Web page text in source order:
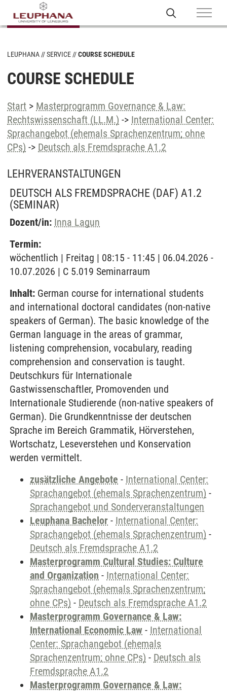
LEUPHANA SERVICE COURSE SCHEDULE
COURSE SCHEDULE
Start > Masterprogramm Governance & Law:
Rechtswissenschaft (LL.M.) -> International Center:
Sprachangebot (ehemals Sprachenzentrum; ohne
CPs) -> Deutsch als Fremdsprache A1.2
LEHRVERANSTALTUNGEN
DEUTSCH ALS FREMDSPRACHE (DAF) A1.2
(SEMINAR)
Dozent/in: Inna Lagun
Termin:
wöchentlich | Freitag | 08:15 - 11:45 | 06.04.2026 -
10.07.2026 | C 5.019 Seminarraum
Inhalt: German course for international students
and international doctoral candidates (non-native
speakers of German). The basic knowledge of the
German language in the areas of grammar,
listening comprehension, vocabulary, reading
comprehension and conservation is taught.
Deutschkurs für Internationale
Gastwissenschaftler, Promovenden und
Internationale Studierende (non-native speakers of
German). Die Grundkenntnisse der deutschen
Sprache im Bereich Grammatik, Hörverstehen,
Wortschatz, Leseverstehen und Konservation
werden vermittelt.
zusätzliche Angebote - International Center:
Sprachangebot (ehemals Sprachenzentrum) -
Sprachangebot und Sonderveranstaltungen
Leuphana Bachelor - International Center:
Sprachangebot (ehemals Sprachenzentrum) -
Deutsch als Fremdsprache A1.2
Masterprogramm Cultural Studies: Culture
and Organization - International Center:
Sprachangebot (ehemals Sprachenzentrum;
ohne CPs) - Deutsch als Fremdsprache A1.2
Masterprogramm Governance & Law:
International Economic Law - International
Center: Sprachangebot (ehemals
Sprachenzentrum; ohne CPs) - Deutsch als
Fremdsprache A1.2
Masterprogramm Governance & Law: